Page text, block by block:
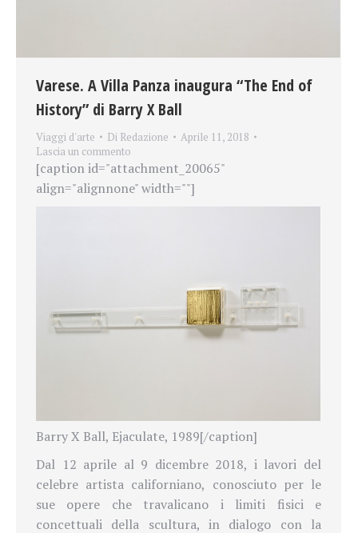
Varese. A Villa Panza inaugura “The End of
History” di Barry X Ball
Viaggi d'arte Di Redazione
Aprile 11, 2018
Lascia un commento
[caption id="attachment_20065"
align="alignnone" width=""]
Barry X Ball, Ejaculate, 1989[/caption]
Dal 12 aprile al 9 dicembre 2018, i lavori del
celebre artista californiano, conosciuto per le
sue opere che travalicano i limiti fisici e
concettuali della scultura, in dialogo con la